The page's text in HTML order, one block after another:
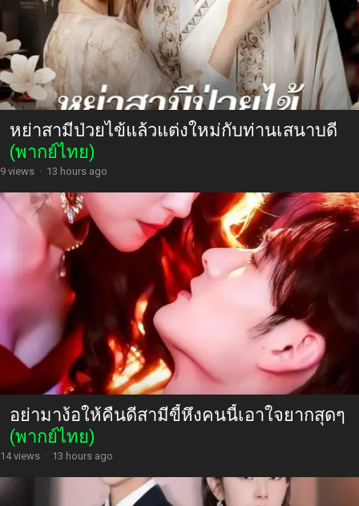
หย่าสามีป่วยไข้แล้วแต่งใหม่กับท่านเสนาบดี
(พากย์ไทย)
9 views · 13 hours ago
อย่ามาง้อให้คืนดีสามีขี้หึงคนนี้เอาใจยากสุดๆ
(พากย์ไทย)
14 views · 13 hours ago